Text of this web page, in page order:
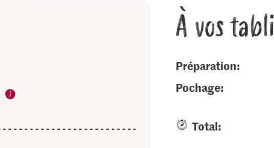
À vos
Préparation:
pochage:
Total: